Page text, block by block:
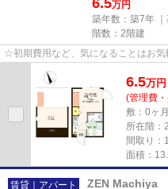
万円
築年数：築7年 ｜
階数：2階建
☆初期費用など、気になることはお
6.5万円
(管理費
敷：0ヶ
所在階：
間取り：
面積：
賃貸｜アパート ZEN Machiya